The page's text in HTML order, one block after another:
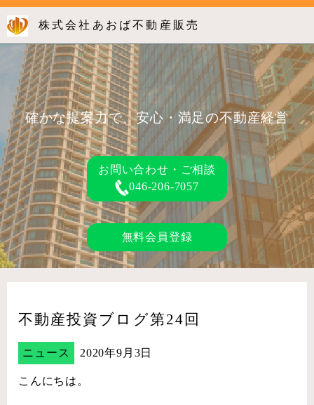
株式会社あおば不動産販売
確かな提案力で、安心・満足の不動産経営
お問い合わせ・ご相談
046-206-7057
無料会員登録
不動産投資ブログ第24回
ニュース 2020年9月3日
こんにちは。